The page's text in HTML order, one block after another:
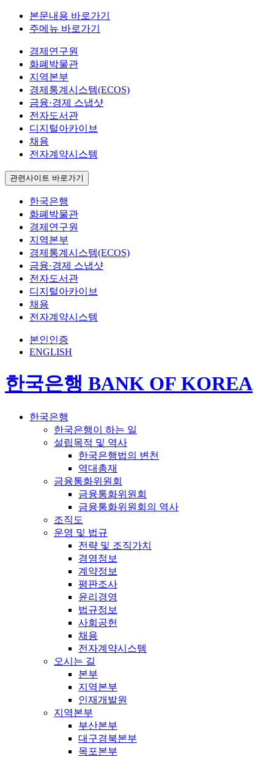
본문내용 바로가기
주메뉴 바로가기
경제연구원
화폐박물관
지역본부
경제통계시스템(ECOS)
금융·경제 스냅샷
전자도서관
디지털아카이브
채용
전자계약시스템
관련사이트 바로가기
한국은행
화폐박물관
경제연구원
지역본부
경제통계시스템(ECOS)
금융·경제 스냅샷
전자도서관
디지털아카이브
채용
전자계약시스템
본인인증
ENGLISH
한국은행 BANK OF KOREA
한국은행
한국은행이 하는 일
설립목적 및 역사
한국은행법의 변천
역대총재
금융통화위원회
금융통화위원회
금융통화위원회의 역사
조직도
운영 및 법규
전략 및 조직가치
경영정보
계약정보
평판조사
윤리경영
법규정보
사회공헌
채용
전자계약시스템
오시는 길
본부
지역본부
인재개발원
지역본부
부산본부
대구경북본부
목포본부